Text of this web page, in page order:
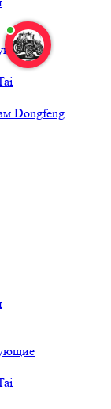
Dongfeng